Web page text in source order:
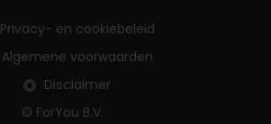
© ForYou B.V.
Privacy- en cookiebeleid
Algemene voorwaarden
Disclaimer